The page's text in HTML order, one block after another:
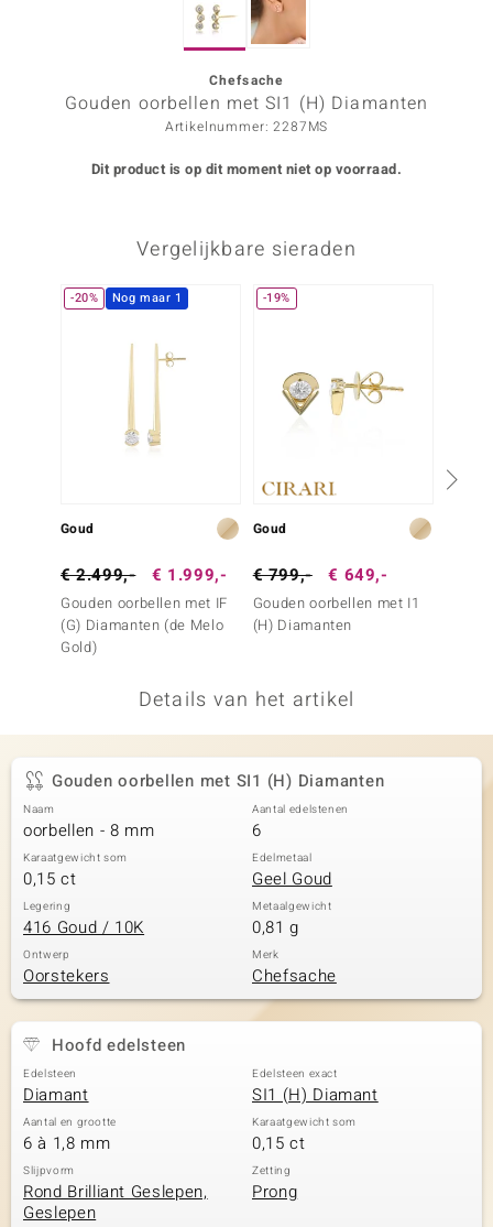
Designs
Chefsache
Gouden oorbellen met SI1 (H) Diamanten
Artikelnummer: 2287MS
Dit product is op dit moment niet op voorraad.
Vergelijkbare sieraden
-20% Nog maar 1
Goud
€ 2.499,- € 1.999,-
Gouden oorbellen met IF
(G) Diamanten (de Melo
Gold)
-19%
Goud
€ 799,- € 649,-
Gouden oorbellen met I1
(H) Diamanten
Details van het artikel
Gouden oorbellen met SI1 (H) Diamanten
Naam
oorbellen - 8 mm
Aantal edelstenen
6
Karaatgewicht som
0,15 ct
Edelmetaal
Geel Goud
Legering
416 Goud / 10K
Metaalgewicht
0,81 g
Ontwerp
Oorstekers
Merk
Chefsache
Hoofd edelsteen
Edelsteen
Diamant
Edelsteen exact
SI1 (H) Diamant
Aantal en grootte
6 à 1,8 mm
Karaatgewicht som
0,15 ct
Slijpvorm
Rond Brilliant Geslepen,
Geslepen
Zetting
Prong